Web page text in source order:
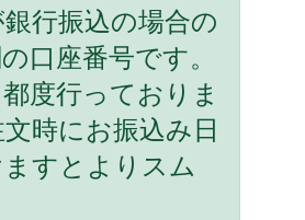
行振込の場合の
口座番号です。
度行っておりま
時にお振込み日
すとよりスム